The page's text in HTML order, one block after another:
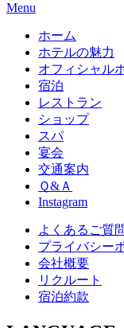
Menu
ホーム
ホテルの魅力
オフィシャル
宿泊
レストラン
ショップ
スパ
宴会
交通案内
Ｑ&Ａ
Instagram
よくあるご質
プライバシー
会社概要
リクルート
宿泊約款